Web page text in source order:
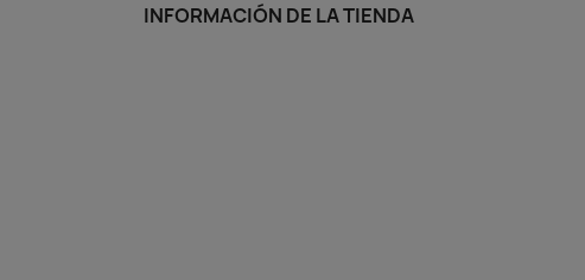
INFORMACIÓN DE LA TIENDA